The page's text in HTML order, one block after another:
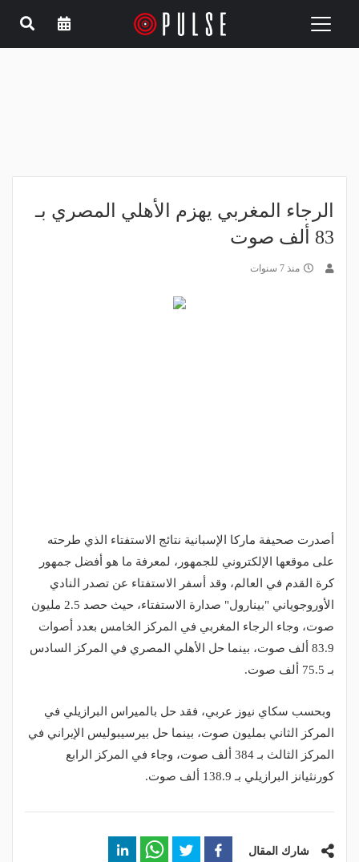
Toggle
الرجاء المغربي يهزم الأهلي المصري بـ
83 ألف صوت
منذ 7 سنوات
أصدرت صحيفة ماركا الإسبانية نتائج الاستفتاء الذي طرحته
على موقعها الإلكتروني للجمهور، لمعرفة ما هو أفضل جمهور
كرة القدم في العالم، وقد أسفر الاستفتاء عن تصدر النادي
الأوروجوياني "بينارول" صدارة الاستفتاء، حيث حصد 2.5 مليون
صوت، وجاء الرجاء المغربي في المركز الخامس بعدد أصوات
83.9 ألف صوت، بينما حل الأهلي المصري في المركز السادس
بـ 75.5 ألف صوت.
وبحسب سكاي نيوز عربي، فقد حل بالميراس البرازيلي في
المركز الثاني بمليون صوت، بينما حل بيرسيبوليس الإيراني في
المركز الثالث بـ 384 ألف صوت، وجاء في المركز الرابع
كورنثيانز البرازيلي بـ 138.9 ألف صوت.
شارك المقال